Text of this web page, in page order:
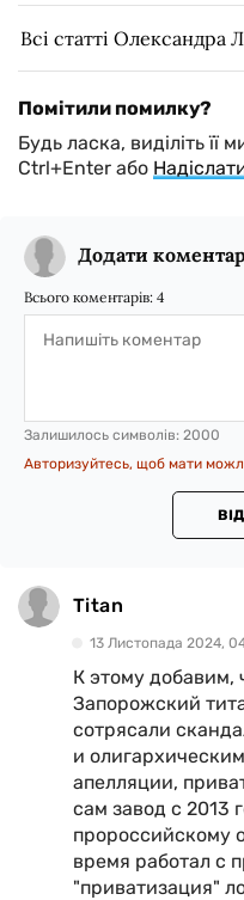
Всі статті Олександра
Помітили помилку?
Будь ласка, виділіть її
Ctrl+Enter або
Додати коментар
Всього коментарів: 4
Залишилось символів: 2000
Авторизуйтесь, щоб мати
Titan
13 Листопада 2024,
К этому добавим,
Запорожский
сотрясали
и
апелляции,
сам завод с 2013
пророссийскому
время работал с
"приватизация"